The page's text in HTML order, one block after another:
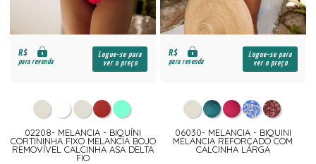
R$
para revenda
Logue-se para
ver o preço
02208- MELANCIA - BIQUÍNI
CORTININHA FIXO MELANCIA BOJO
REMOVÍVEL CALCINHA ASA DELTA
FIO
R$
para revenda
Logue-se para
ver o preço
06030- MELANCIA - BIQUINI
MELANCIA REFORÇADO COM
CALCINHA LARGA